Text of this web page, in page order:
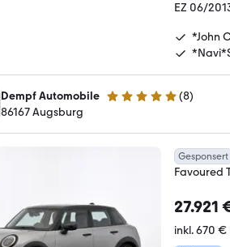
EZ 06/
*John
Dempf Automobile 5 Sterne (8)
86167 Augsburg
Gesponsert
Favoured
27.921
inkl. 670 €